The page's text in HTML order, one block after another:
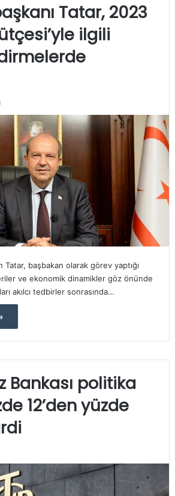
Tatar, 2023
ilgili
Tatar, başbakan olarak görev yaptığı
ve ekonomik dinamikler göz önünde
akılcı tedbirler sonrasında…
Bankası politika
12’den yüzde